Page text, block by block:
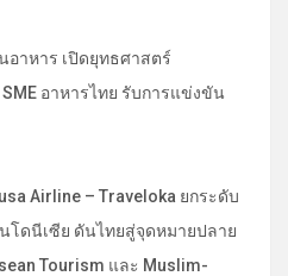
อาหาร เปิดยุทธศาสตร์
SME อาหารไทย รับการแข่งขัน
Airline – Traveloka ยกระดับ
โดนีเซีย ดันไทยสู่จุดหมายปลาย
Tourism และ Muslim-